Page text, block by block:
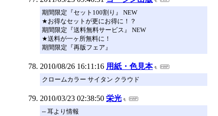
期間限定『セット100割り』 NEW
★お得なセットが更にお得に！？
期間限定『送料無料サービス』 NEW
★送料が一ヶ所無料に！
期間限定『再版フェア』
2010/08/26 16:11:16 用紙・色見本
クロームカラー サイタン クラウド
2010/03/23 02:38:50 栄光
-- 耳より情報